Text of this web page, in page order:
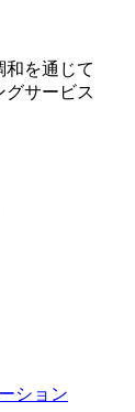
和を通じて
グサービス
ション